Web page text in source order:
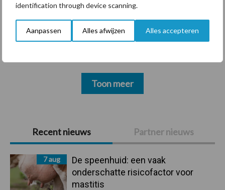
identification through device scanning.
Aanpassen Alles afwijzen Alles accepteren
Primaire
Sidebar
Recent nieuws Partner nieuws
7 aug
De speenhuid: een vaak
onderschatte risicofactor voor
mastitis
Belgisch witblauw Droogstand
Toon meer